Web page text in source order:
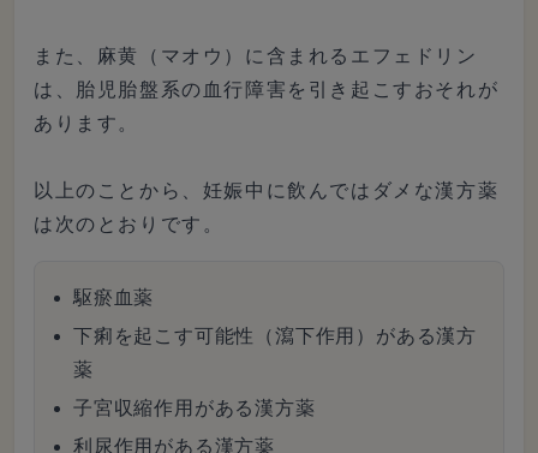
また、麻黄（マオウ）に含まれるエフェドリン
は、胎児胎盤系の血行障害を引き起こすおそれが
あります。
以上のことから、妊娠中に飲んではダメな漢方薬
は次のとおりです。
駆瘀血薬
下痢を起こす可能性（瀉下作用）がある漢方
薬
子宮収縮作用がある漢方薬
利尿作用がある漢方薬